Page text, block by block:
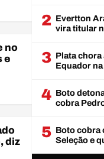
no
e
diz
2 Evertton
vira titular
3 Plata
Equador
4 Boto
cobra
5 Boto cobra
Seleção e